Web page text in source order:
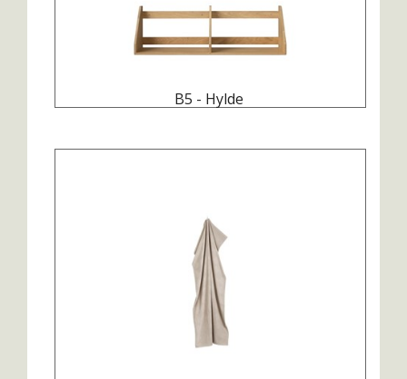
B5 - Hylde